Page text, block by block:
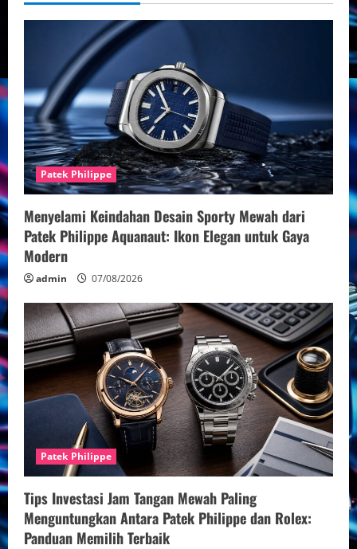
Patek Philippe
Menyelami Keindahan Desain Sporty Mewah dari
Patek Philippe Aquanaut: Ikon Elegan untuk Gaya
Modern
admin 07/08/2026
Patek Philippe
Tips Investasi Jam Tangan Mewah Paling
Menguntungkan Antara Patek Philippe dan Rolex:
Panduan Memilih Terbaik